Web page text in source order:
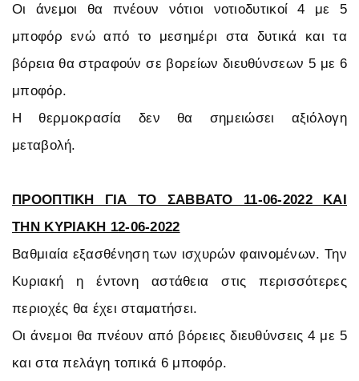
Οι άνεμοι θα πνέουν νότιοι νοτιοδυτικοί 4 με 5
μποφόρ ενώ από το μεσημέρι στα δυτικά και τα
βόρεια θα στραφούν σε βορείων διευθύνσεων 5 με 6
μποφόρ.
Η θερμοκρασία δεν θα σημειώσει αξιόλογη
μεταβολή.
ΠΡΟΟΠΤΙΚΗ ΓΙΑ ΤΟ ΣΑΒΒΑΤΟ 11-06-2022 ΚΑΙ
ΤΗΝ ΚΥΡΙΑΚΗ 12-06-2022
Βαθμιαία εξασθένηση των ισχυρών φαινομένων. Την
Κυριακή η έντονη αστάθεια στις περισσότερες
περιοχές θα έχει σταματήσει.
Οι άνεμοι θα πνέουν από βόρειες διευθύνσεις 4 με 5
και στα πελάγη τοπικά 6 μποφόρ.